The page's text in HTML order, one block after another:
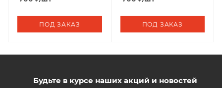
ПОД ЗАКАЗ ПОД ЗАКАЗ
Будьте в курсе наших акций и новостей